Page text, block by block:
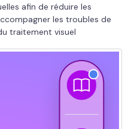
afin de réduire les
les troubles de
traitement visuel